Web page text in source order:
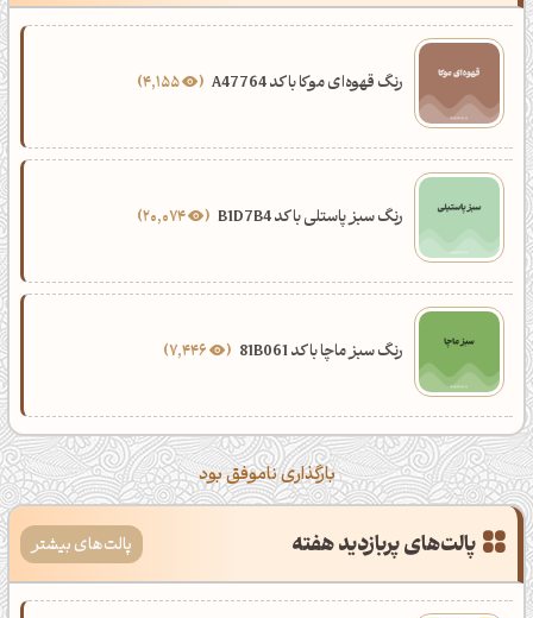
رنگ قهوه‌ای موکا با کد A47764 4,155
رنگ سبز پاستلی با کد B1D7B4 20,074
رنگ سبز ماچا با کد 81B061
بارگذاری ناموفق بود
پالت‌های پربازدید هفته پالت‌های بیشتر